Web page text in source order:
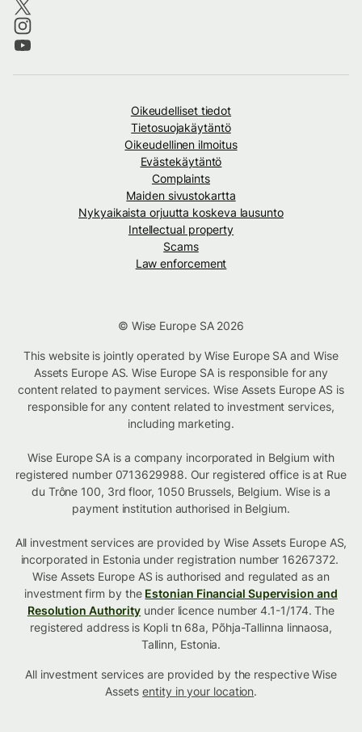
Oikeudelliset tiedot
Tietosuojakäytäntö
Oikeudellinen ilmoitus
Evästekäytäntö
Complaints
Maiden sivustokartta
Nykyaikaista orjuutta koskeva lausunto
Intellectual property
Scams
Law enforcement
© Wise Europe SA 2026
This website is jointly operated by Wise Europe SA and Wise
Assets Europe AS. Wise Europe SA is responsible for any
content related to payment services. Wise Assets Europe AS is
responsible for any content related to investment services,
including marketing.
Wise Europe SA is a company incorporated in Belgium with
registered number 0713629988. Our registered office is at Rue
du Trône 100, 3rd floor, 1050 Brussels, Belgium. Wise is a
payment institution authorised in Belgium.
All investment services are provided by Wise Assets Europe AS,
incorporated in Estonia under registration number 16267372.
Wise Assets Europe AS is authorised and regulated as an
investment firm by the Estonian Financial Supervision and
Resolution Authority under licence number 4.1-1/174. The
registered address is Kopli tn 68a, Põhja-Tallinna linnaosa,
Tallinn, Estonia.
All investment services are provided by the respective Wise
Assetsentity in your location.